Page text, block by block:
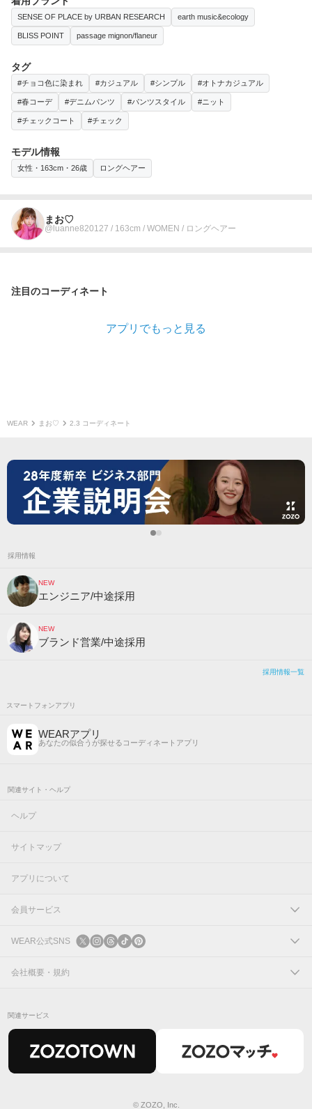
SENSE OF PLACE by URBAN RESEARCH earth music&ecology
BLISS POINT passage mignon/flaneur
タグ
#チョコ色に染まれ #カジュアル #シンプル #オトナカジュアル
#春コーデ #デニムパンツ #パンツスタイル #ニット
#チェックコート #チェック
モデル情報
女性・163cm・26歳 ロングヘアー
まお♡
@luanne820127 / 163cm / WOMEN / ロングヘアー
注目のコーディネート
アプリでもっと見る
WEAR まお♡ 2.3 コーディネート
採用情報
NEW
エンジニア/中途採用
NEW
ブランド営業/中途採用
採用情報一覧
スマートフォンアプリ
WEARアプリ
あなたの似合うが探せるコーディネートアプリ
関連サイト・ヘルプ
ヘルプ
サイトマップ
アプリについて
会員サービス
ログイン
新規会員登録
WEAR公式SNS
X
会社概要・規約
関連サービス
© ZOZO, Inc.